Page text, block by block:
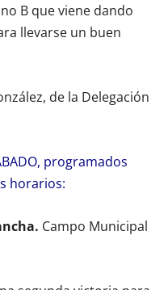
B que viene dando
llevarse un buen
de la Delegación
programados
horarios:
Campo Municipal